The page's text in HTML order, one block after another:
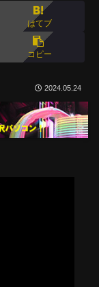
はてブ
コピー
2024.05.24